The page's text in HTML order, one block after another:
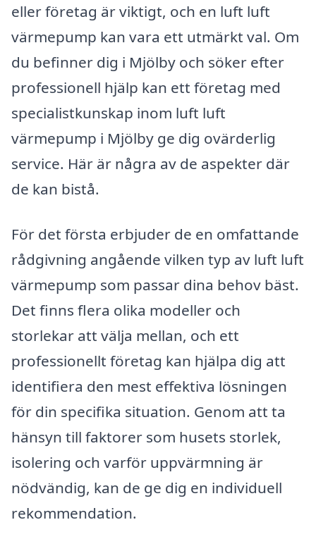
eller företag är viktigt, och en luft luft
värmepump kan vara ett utmärkt val. Om
du befinner dig i Mjölby och söker efter
professionell hjälp kan ett företag med
specialistkunskap inom luft luft
värmepump i Mjölby ge dig ovärderlig
service. Här är några av de aspekter där
de kan bistå.
För det första erbjuder de en omfattande
rådgivning angående vilken typ av luft luft
värmepump som passar dina behov bäst.
Det finns flera olika modeller och
storlekar att välja mellan, och ett
professionellt företag kan hjälpa dig att
identifiera den mest effektiva lösningen
för din specifika situation. Genom att ta
hänsyn till faktorer som husets storlek,
isolering och varför uppvärmning är
nödvändig, kan de ge dig en individuell
rekommendation.